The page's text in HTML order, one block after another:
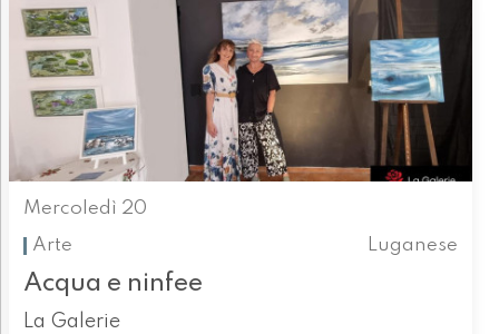
Mercoledì 20
Arte
Luganese
Acqua e ninfee
La Galerie